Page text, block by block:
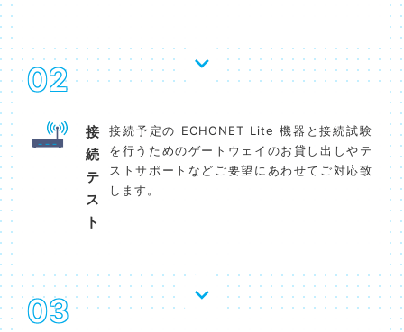
02
接
続
テ
ス
ト​
接続予定の ECHONET Lite 機器と接続試験
を行うためのゲートウェイのお貸し出しやテ
ストサポートなどご要望にあわせてご対応致
します。
03